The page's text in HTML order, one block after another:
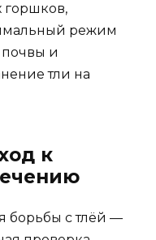
горшков,
режим
и
тли на
к
борьбы с тлёй —